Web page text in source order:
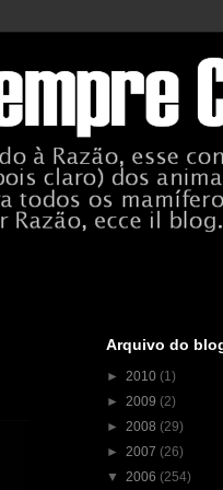
Arquivo do
► 2010 (1)
► 2009 (2)
► 2008 (29)
► 2007 (26)
▼ 2006 (254)